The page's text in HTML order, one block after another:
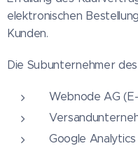
elektronischen
Kunden.
Die Subunternehmer
Webnode AG
Google